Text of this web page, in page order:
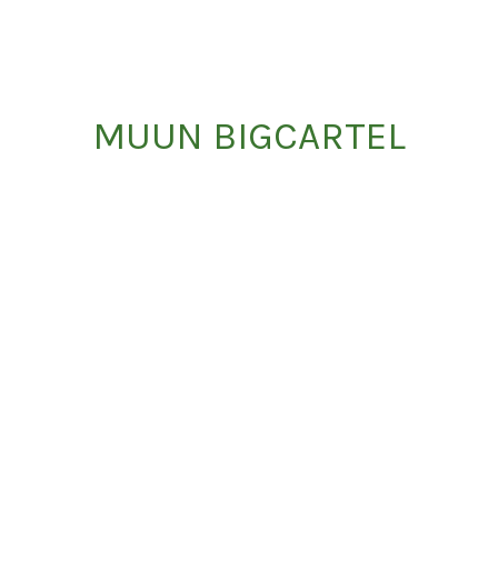
MUUN BIGCARTEL